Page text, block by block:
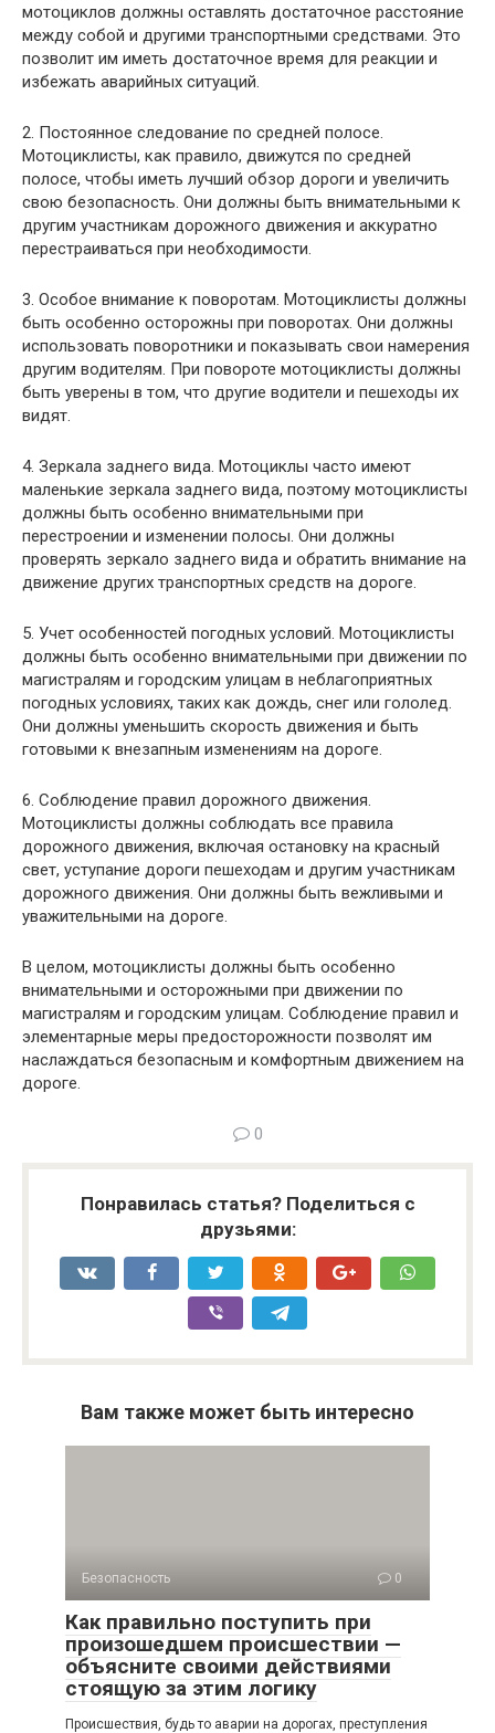
мотоциклов должны оставлять достаточное расстояние
между собой и другими транспортными средствами. Это
позволит им иметь достаточное время для реакции и
избежать аварийных ситуаций.
2. Постоянное следование по средней полосе.
Мотоциклисты, как правило, движутся по средней
полосе, чтобы иметь лучший обзор дороги и увеличить
свою безопасность. Они должны быть внимательными к
другим участникам дорожного движения и аккуратно
перестраиваться при необходимости.
3. Особое внимание к поворотам. Мотоциклисты должны
быть особенно осторожны при поворотах. Они должны
использовать поворотники и показывать свои намерения
другим водителям. При повороте мотоциклисты должны
быть уверены в том, что другие водители и пешеходы их
видят.
4. Зеркала заднего вида. Мотоциклы часто имеют
маленькие зеркала заднего вида, поэтому мотоциклисты
должны быть особенно внимательными при
перестроении и изменении полосы. Они должны
проверять зеркало заднего вида и обратить внимание на
движение других транспортных средств на дороге.
5. Учет особенностей погодных условий. Мотоциклисты
должны быть особенно внимательными при движении по
магистралям и городским улицам в неблагоприятных
погодных условиях, таких как дождь, снег или гололед.
Они должны уменьшить скорость движения и быть
готовыми к внезапным изменениям на дороге.
6. Соблюдение правил дорожного движения.
Мотоциклисты должны соблюдать все правила
дорожного движения, включая остановку на красный
свет, уступание дороги пешеходам и другим участникам
дорожного движения. Они должны быть вежливыми и
уважительными на дороге.
В целом, мотоциклисты должны быть особенно
внимательными и осторожными при движении по
магистралям и городским улицам. Соблюдение правил и
элементарные меры предосторожности позволят им
наслаждаться безопасным и комфортным движением на
дороге.
0
Понравилась статья? Поделиться с
друзьями:
Вам также может быть интересно
Безопасность 0
Как правильно поступить при
произошедшем происшествии —
объясните своими действиями
стоящую за этим логику
Происшествия, будь то аварии на дорогах, преступления